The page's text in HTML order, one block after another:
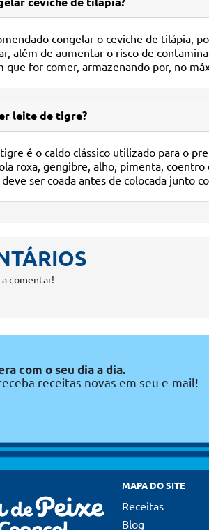
congelar o ceviche de tilápia,
além de aumentar o risco de
que for comer, armazenando por, no
leite de tigre?
é o caldo clássico utilizado para o
roxa, gengibre, alho, pimenta,
ser coada antes de colocada junto
comentar!
com o seu dia a dia.
receitas novas em seu e-mail!
MAPA DO SITE
Receitas
Blog